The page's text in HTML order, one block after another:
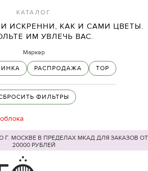
КАТАЛОГ
ИСКРЕННИ, КАК И САМИ ЦВЕТЫ.
ИМ УВЛЕЧЬ ВАС.
Маркер
РАСПРОДАЖА TOP
ФИЛЬТРЫ
Г. МОСКВЕ В ПРЕДЕЛАХ МКАД ДЛЯ ЗАКАЗОВ ОТ
20000 РУБЛЕЙ